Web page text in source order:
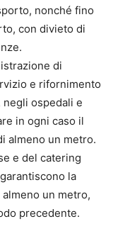
nonché fino
con divieto di
di
e rifornimento
ospedali e
in ogni caso il
almeno un metro.
e del catering
la
un metro,
precedente.